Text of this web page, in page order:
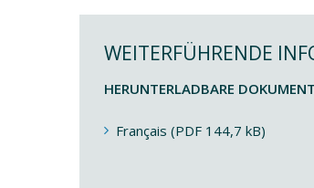
WEITERFÜHRENDE
HERUNTERLADBARE
Français (PDF 144,7 kB)